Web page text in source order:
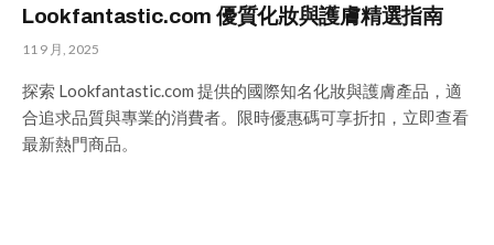
Lookfantastic.com 優質化妝與護膚精選指南
11 9 月, 2025
探索 Lookfantastic.com 提供的國際知名化妝與護膚產品，適
合追求品質與專業的消費者。限時優惠碼可享折扣，立即查看
最新熱門商品。